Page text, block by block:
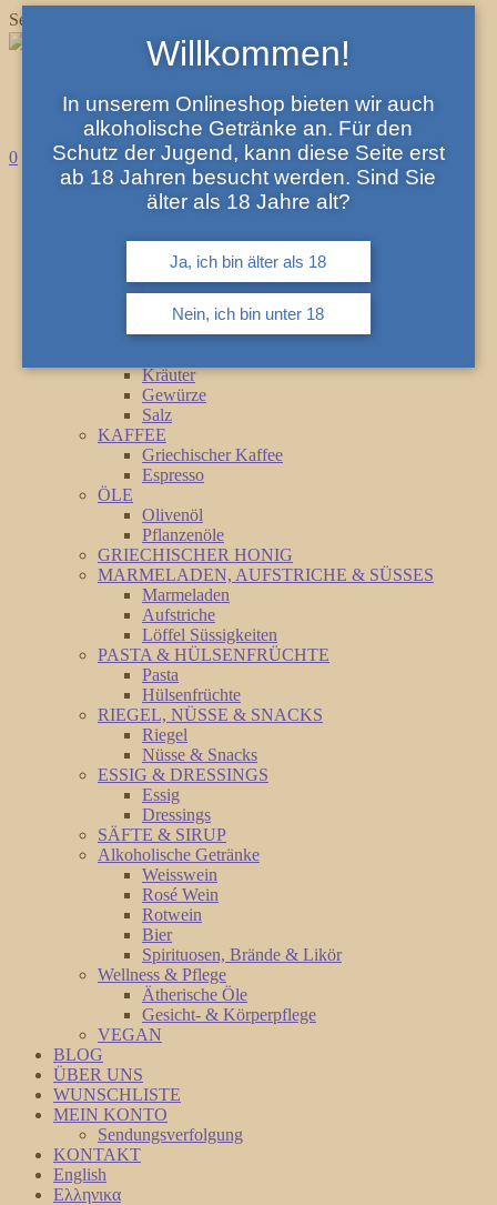
Search for:
0
HAUPTSEITE
Geschenke
DIPS, ANTIPASTI & SAUCEN
Dips
Antipasti
Saucen
Kräuter
Gewürze
Salz
KAFFEE
Griechischer Kaffee
Espresso
ÖLE
Olivenöl
Pflanzenöle
GRIECHISCHER HONIG
MARMELADEN, AUFSTRICHE & SÜSSES
Marmeladen
Aufstriche
Löffel Süssigkeiten
PASTA & HÜLSENFRÜCHTE
Pasta
Hülsenfrüchte
RIEGEL, NÜSSE & SNACKS
Riegel
Nüsse & Snacks
ESSIG & DRESSINGS
Essig
Dressings
SÄFTE & SIRUP
Alkoholische Getränke
Weisswein
Rosé Wein
Rotwein
Bier
Spirituosen, Brände & Likör
Wellness & Pflege
Ätherische Öle
Gesicht- & Körperpflege
VEGAN
BLOG
ÜBER UNS
WUNSCHLISTE
MEIN KONTO
Sendungsverfolgung
KONTAKT
English
Ελληνικα
Willkommen!
In unserem Onlineshop bieten wir auch
alkoholische Getränke an. Für den
Schutz der Jugend, kann diese Seite erst
ab 18 Jahren besucht werden. Sind Sie
älter als 18 Jahre alt?
Ja, ich bin älter als 18
Nein, ich bin unter 18